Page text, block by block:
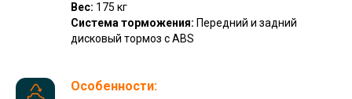
Вес: 175 кг
Система торможения: Передний и задний
дисковый тормоз с ABS
Особенности: